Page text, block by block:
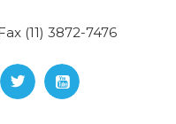
(11) 3872-7476